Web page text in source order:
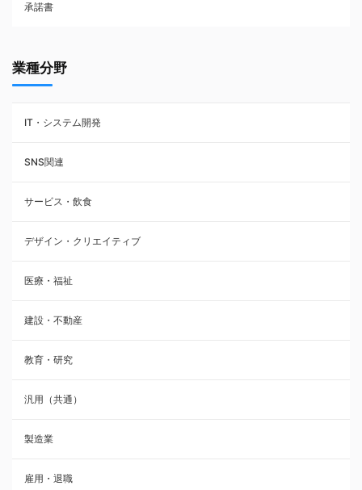
賃貸借契約
承諾書
業種分野
IT・システム開発
SNS関連
サービス・飲食
デザイン・クリエイティブ
医療・福祉
建設・不動産
教育・研究
汎用（共通）
製造業
雇用・退職